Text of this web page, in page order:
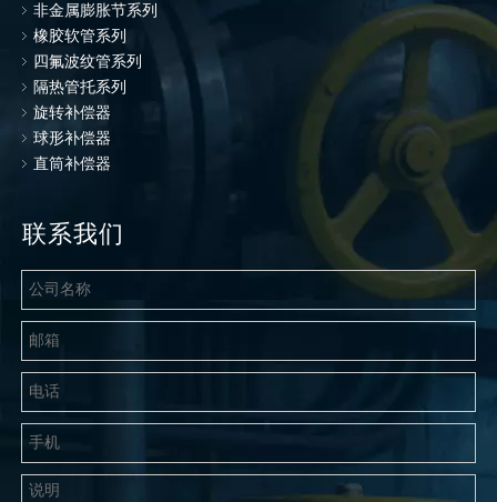
非金属膨胀节系列
橡胶软管系列
四氟波纹管系列
隔热管托系列
旋转补偿器
球形补偿器
直筒补偿器
联系我们